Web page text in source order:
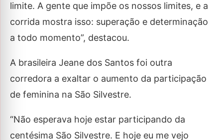
limite. A gente que impõe os nossos limites, e a
corrida mostra isso: superação e determinação
a todo momento”, destacou.
A brasileira Jeane dos Santos foi outra
corredora a exaltar o aumento da participação
de feminina na São Silvestre.
“Não esperava hoje estar participando da
centésima São Silvestre. E hoje eu me vejo